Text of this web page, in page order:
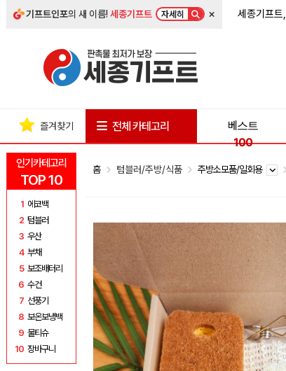
기프트인포의 새 이름!세종기프트 자세히 × 세종기프트,
인기카테고리
TOP 10
1 에코백
2 텀블러
3 우산
4 부채
5 보조배터리
6 수건
7 선풍기
8 보온보냉백
9 물티슈
10 장바구니
즐겨찾기 전체 카테고리
베스트
100
홈 텀블러/주방/식품 주방소모품/일회용